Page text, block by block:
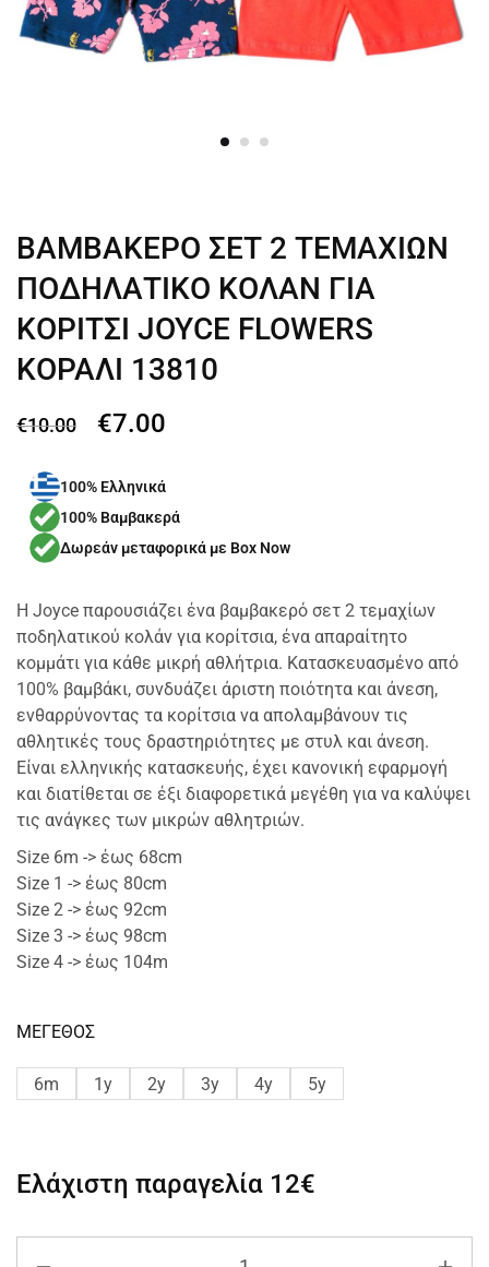
ΒΑΜΒΑΚΕΡΟ ΣΕΤ 2 ΤΕΜΑΧΙΩΝ
ΠΟΔΗΛΑΤΙΚΟ ΚΟΛΑΝ ΓΙΑ
ΚΟΡΙΤΣΙ JOYCE FLOWERS
ΚΟΡΑΛΙ 13810
€10.00 €7.00
100% Ελληνικά
100% Βαμβακερά
Δωρεάν μεταφορικά με Box Now
Η Joyce παρουσιάζει ένα βαμβακερό σετ 2 τεμαχίων
ποδηλατικού κολάν για κορίτσια, ένα απαραίτητο
κομμάτι για κάθε μικρή αθλήτρια. Κατασκευασμένο από
100% βαμβάκι, συνδυάζει άριστη ποιότητα και άνεση,
ενθαρρύνοντας τα κορίτσια να απολαμβάνουν τις
αθλητικές τους δραστηριότητες με στυλ και άνεση.
Είναι ελληνικής κατασκευής, έχει κανονική εφαρμογή
και διατίθεται σε έξι διαφορετικά μεγέθη για να καλύψει
τις ανάγκες των μικρών αθλητριών.
Size 6m -> έως 68cm
Size 1 -> έως 80cm
Size 2 -> έως 92cm
Size 3 -> έως 98cm
Size 4 -> έως 104m
ΜΕΓΕΘΟΣ
6m 1y 2y 3y 4y 5y
Ελάχιστη παραγελία 12€